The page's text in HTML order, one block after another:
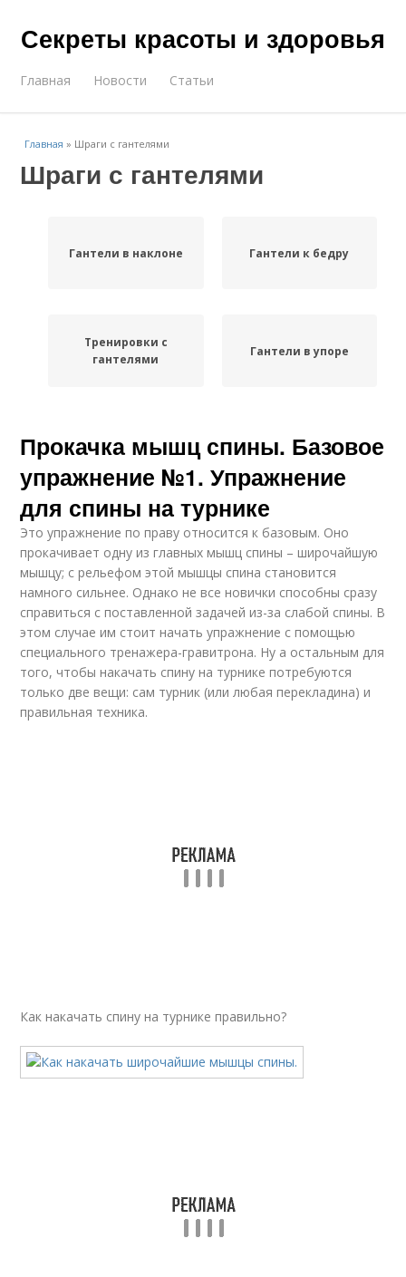
Секреты красоты и здоровья
Главная Новости Статьи
Главная » Шраги с гантелями
Шраги с гантелями
Гантели в наклоне Гантели к бедру
Тренировки с
гантелями
Гантели в упоре
Прокачка мышц спины. Базовое
упражнение №1. Упражнение
для спины на турнике
Это упражнение по праву относится к базовым. Оно
прокачивает одну из главных мышц спины – широчайшую
мышцу; с рельефом этой мышцы спина становится
намного сильнее. Однако не все новички способны сразу
справиться с поставленной задачей из-за слабой спины. В
этом случае им стоит начать упражнение с помощью
специального тренажера-гравитрона. Ну а остальным для
того, чтобы накачать спину на турнике потребуются
только две вещи: сам турник (или любая перекладина) и
правильная техника.
Как накачать спину на турнике правильно?